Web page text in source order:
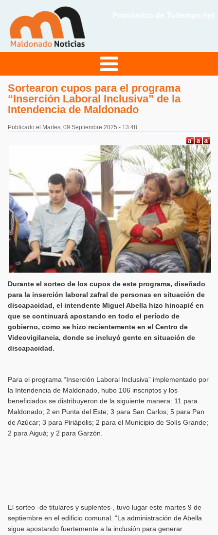
Sortearon cupos para el programa
“Inserción Laboral Inclusiva” de la
Intendencia de Maldonado
Publicado el Martes, 09 Septiembre 2025 - 13:48
Durante el sorteo de los cupos de este programa, diseñado
para la inserción laboral zafral de personas en situación de
discapacidad, el intendente Miguel Abella hizo hincapié en
que se continuará apostando en todo el período de
gobierno, como se hizo recientemente en el Centro de
Videovigilancia, donde se incluyó gente en situación de
discapacidad.
Para el programa “Inserción Laboral Inclusiva” implementado por
la Intendencia de Maldonado, hubo 106 inscriptos y los
beneficiados se distribuyeron de la siguiente manera: 11 para
Maldonado; 2 en Punta del Este; 3 para San Carlos; 5 para Pan
de Azúcar; 3 para Piriápolis; 2 para el Municipio de Solís Grande;
2 para Aiguá; y 2 para Garzón.
El sorteo -de titulares y suplentes-, tuvo lugar este martes 9 de
septiembre en el edificio comunal. “La administración de Abella
sigue apostando fuertemente a la inclusión para generar